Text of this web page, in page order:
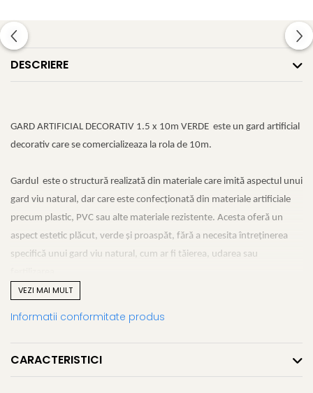
DESCRIERE
GARD ARTIFICIAL DECORATIV 1.5 x 10m VERDE este un gard artificial
decorativ care se comercializeaza la rola de 10m.
Gardul este o structură realizată din materiale care imită aspectul unui
gard viu natural, dar care este confecționată din materiale artificiale
precum plastic, PVC sau alte materiale rezistente. Acesta oferă un
aspect estetic plăcut, verde și proaspăt, fără a necesita întreținerea
specifică unui gard viu natural, cum ar fi tăierea, udarea sau
Gardurile artificiale decorative sunt folosite pentru:
Delimitarea spațiilor:
Pot fi utilizate pentru a delimita grădini, terase, balcoane sau alte
spații exterioare, oferind în același timp intimitate.
VEZI MAI MULT
Informatii conformitate produs
CARACTERISTICI